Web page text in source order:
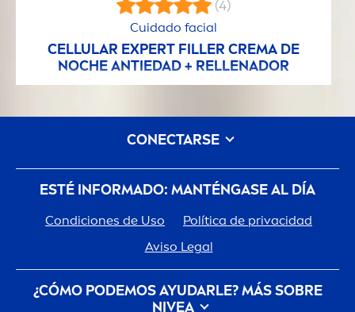
(4)
Cuidado facial
CELLULAR EXPERT FILLER CREMA DE
NOCHE ANTIEDAD + RELLENADOR
ESTÉ INFORMADO: MANTÉNGASE AL DÍA
Condiciones de Uso
Política de privacidad
Aviso Legal
¿CÓMO PODEMOS AYUDARLE? MÁS SOBRE
NIVEA
CONECTARSE